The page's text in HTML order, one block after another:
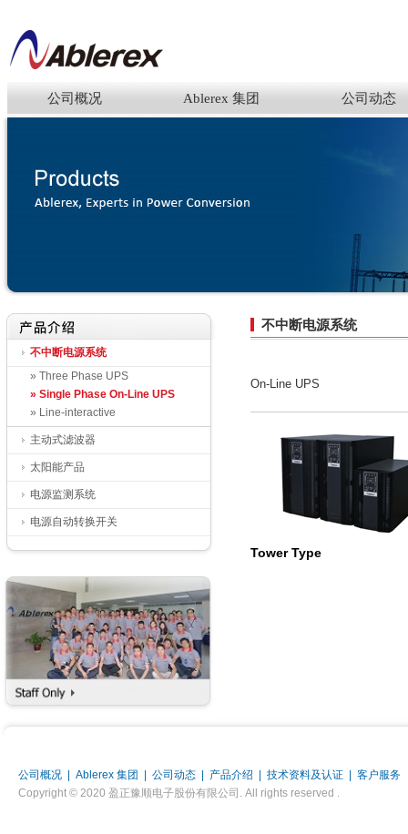
公司概况 Ablerex 集团 公司动态
不中断电源系统
» Three Phase UPS
» Single Phase On-Line UPS
» Line-interactive
主动式滤波器
太阳能产品
电源监测系统
电源自动转换开关
不中断电源系统
On-Line UPS
Tower Type
公司概况 Ablerex 集团 公司动态 产品介绍 技术资料及认证
客户服务
Copyright © 2020 盈正豫顺电子股份有限公司. All rights reserved .